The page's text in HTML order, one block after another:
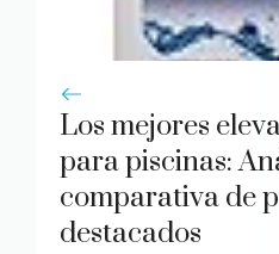
Los mejores
para piscinas:
comparativa de
destacados